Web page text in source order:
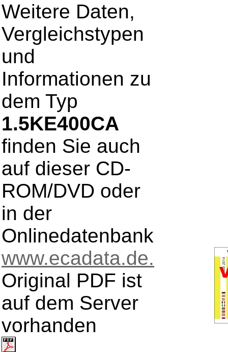
Weitere Daten,
Vergleichstypen
und
Informationen zu
dem Typ
1.5KE400CA
finden Sie auch
auf dieser CD-
ROM/DVD oder
in der
Onlinedatenbank
www.ecadata.de.
Original PDF ist
auf dem Server
vorhanden